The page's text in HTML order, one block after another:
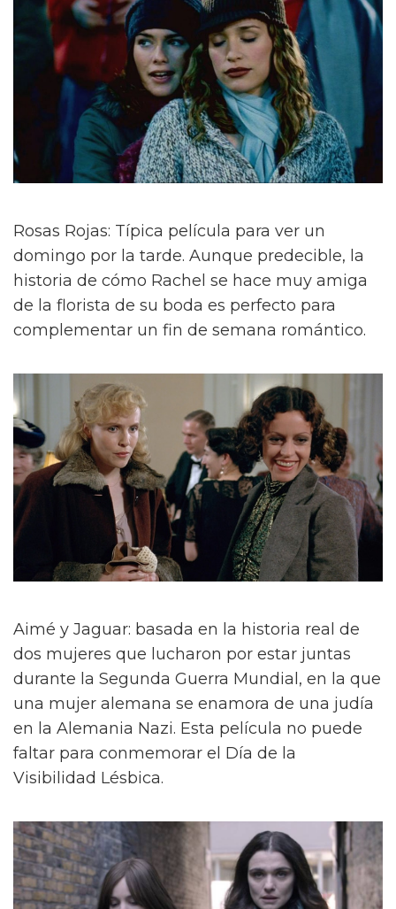
Rosas Rojas: Típica película para ver un
domingo por la tarde. Aunque predecible, la
historia de cómo Rachel se hace muy amiga
de la florista de su boda es perfecto para
complementar un fin de semana romántico.
Aimé y Jaguar: basada en la historia real de
dos mujeres que lucharon por estar juntas
durante la Segunda Guerra Mundial, en la que
una mujer alemana se enamora de una judía
en la Alemania Nazi. Esta película no puede
faltar para conmemorar el Día de la
Visibilidad Lésbica.